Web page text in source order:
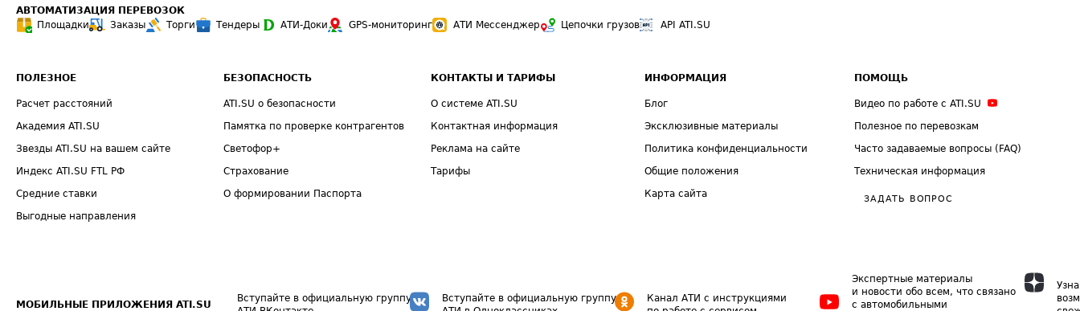
АВТОМАТИЗАЦИЯ ПЕРЕВОЗОК
Площадки
Заказы Торги Тендеры АТИ-Доки GPS-мониторинг АТИ Мессенджер Цепочки грузов API ATI.SU
ПОЛЕЗНОЕ
Расчет расстояний
Академия ATI.SU
Звезды ATI.SU на вашем сайте
Индекс ATI.SU FTL РФ
Средние ставки
Выгодные направления
БЕЗОПАСНОСТЬ
ATI.SU о безопасности
Памятка по проверке контрагентов
Светофор+
Страхование
О формировании Паспорта
КОНТАКТЫ И ТАРИФЫ
О системе ATI.SU
Контактная информация
Реклама на сайте
Тарифы
ИНФОРМАЦИЯ
Блог
Эксклюзивные материалы
Политика конфиденциальности
Общие положения
Карта сайта
ПОМОЩЬ
Видео по работе с ATI.SU
Полезное по перевозкам
Часто задаваемые вопросы (FAQ)
Техническая информация
ЗАДАТЬ ВОПРОС
МОБИЛЬНЫЕ ПРИЛОЖЕНИЯ ATI.SU
Вступайте в официальную группу
Вступайте в официальную группу
Канал АТИ с инструкциями
Экспертные материалы
и новости обо всем, что связано
с автомобильными